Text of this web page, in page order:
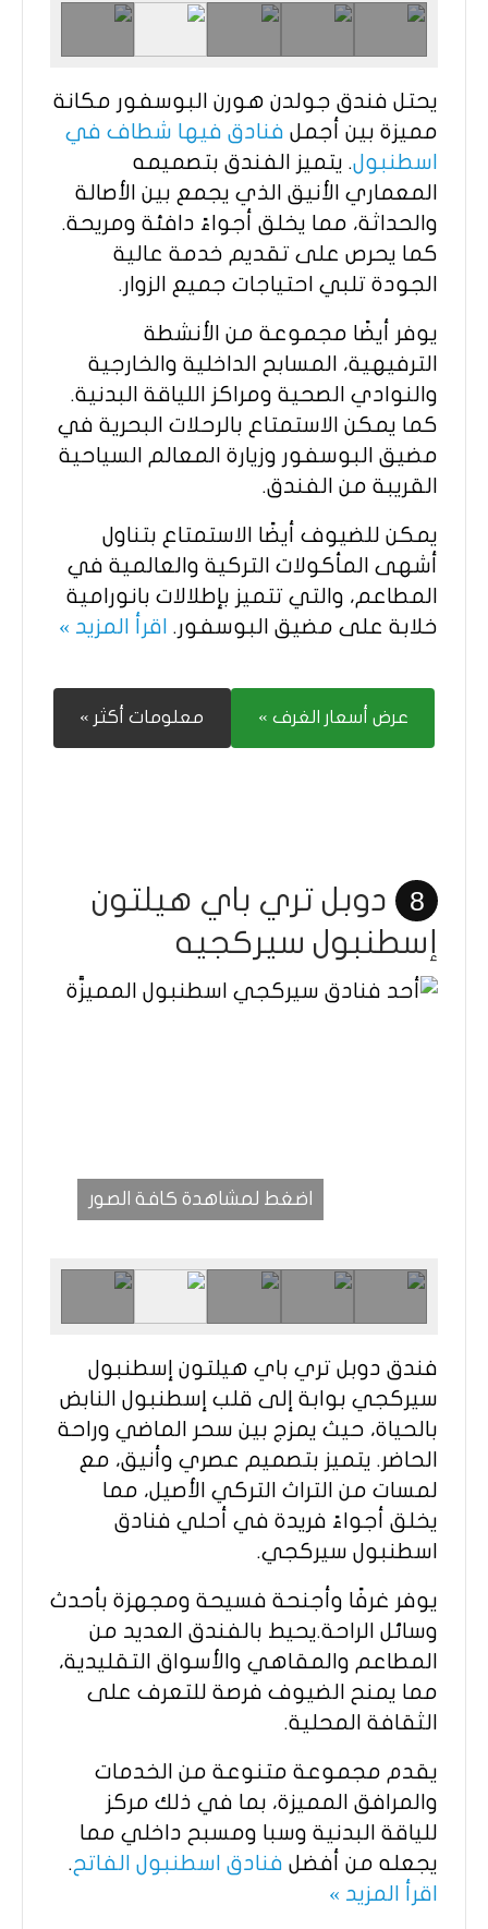
يحتل فندق جولدن هورن البوسفور مكانة
مميزة بين أجمل فنادق فيها شطاف في
اسطنبول. يتميز الفندق بتصميمه
المعماري الأنيق الذي يجمع بين الأصالة
والحداثة، مما يخلق أجواءً دافئة ومريحة.
كما يحرص على تقديم خدمة عالية
الجودة تلبي احتياجات جميع الزوار.
يوفر أيضًا مجموعة من الأنشطة
الترفيهية، المسابح الداخلية والخارجية
والنوادي الصحية ومراكز اللياقة البدنية.
كما يمكن الاستمتاع بالرحلات البحرية في
مضيق البوسفور وزيارة المعالم السياحية
القريبة من الفندق.
يمكن للضيوف أيضًا الاستمتاع بتناول
أشهى المأكولات التركية والعالمية في
المطاعم، والتي تتميز بإطلالات بانورامية
خلابة على مضيق البوسفور. اقرأ المزيد »
عرض أسعار الغرف » معلومات أكثر »
8
دوبل تري باي هيلتون
إسطنبول سيركجيه
اضغط لمشاهدة كافة الصور
فندق دوبل تري باي هيلتون إسطنبول
سيركجي بوابة إلى قلب إسطنبول النابض
بالحياة، حيث يمزج بين سحر الماضي وراحة
الحاضر. يتميز بتصميم عصري وأنيق، مع
لمسات من التراث التركي الأصيل، مما
يخلق أجواءً فريدة في أحلي فنادق
اسطنبول سيركجي.
يوفر غرفًا وأجنحة فسيحة ومجهزة بأحدث
وسائل الراحة.يحيط بالفندق العديد من
المطاعم والمقاهي والأسواق التقليدية،
مما يمنح الضيوف فرصة للتعرف على
الثقافة المحلية.
يقدم مجموعة متنوعة من الخدمات
والمرافق المميزة، بما في ذلك مركز
للياقة البدنية وسبا ومسبح داخلي مما
يجعله من أفضل فنادق اسطنبول الفاتح.
اقرأ المزيد »